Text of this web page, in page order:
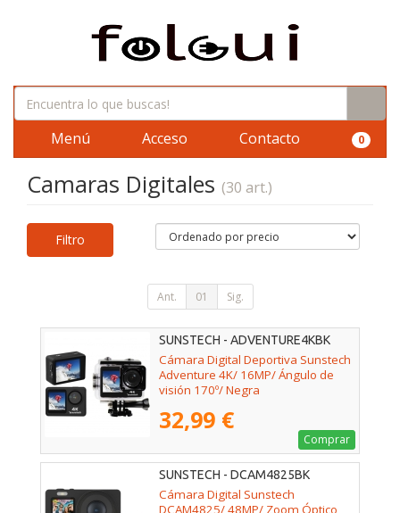
Menú Acceso Contacto 0
Camaras Digitales (30 art.)
Filtro
Ant. 01 Sig.
SUNSTECH - ADVENTURE4KBK
Cámara Digital Deportiva Sunstech
Adventure 4K/ 16MP/ Ángulo de
visión 170º/ Negra
32,99 €
Comprar
SUNSTECH - DCAM4825BK
Cámara Digital Sunstech
DCAM4825/ 48MP/ Zoom Óptico